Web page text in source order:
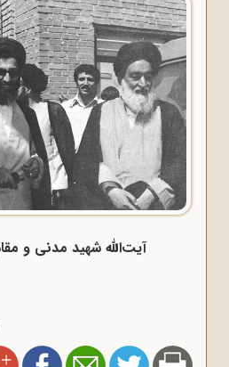
آیت‌الله شهید مدنی و